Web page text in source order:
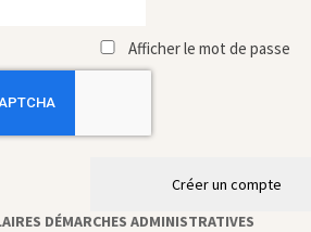
Afficher le mot de passe
Créer un compte
DÉMARCHES ADMINISTRATIVES